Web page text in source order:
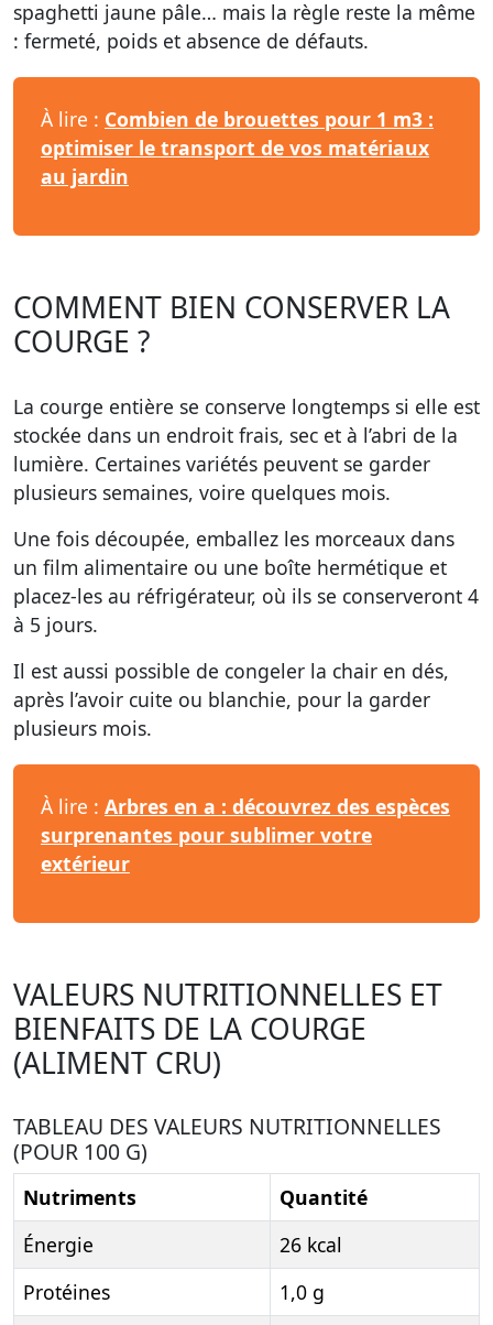
spaghetti jaune pâle… mais la règle reste la même
: fermeté, poids et absence de défauts.
À lire : Combien de brouettes pour 1 m3 :
optimiser le transport de vos matériaux
au jardin
COMMENT BIEN CONSERVER LA
COURGE ?
La courge entière se conserve longtemps si elle est
stockée dans un endroit frais, sec et à l’abri de la
lumière. Certaines variétés peuvent se garder
plusieurs semaines, voire quelques mois.
Une fois découpée, emballez les morceaux dans
un film alimentaire ou une boîte hermétique et
placez-les au réfrigérateur, où ils se conserveront 4
à 5 jours.
Il est aussi possible de congeler la chair en dés,
après l’avoir cuite ou blanchie, pour la garder
plusieurs mois.
À lire : Arbres en a : découvrez des espèces
surprenantes pour sublimer votre
extérieur
VALEURS NUTRITIONNELLES ET
BIENFAITS DE LA COURGE
(ALIMENT CRU)
TABLEAU DES VALEURS NUTRITIONNELLES
(POUR 100 G)
Nutriments
Quantité
Énergie
26 kcal
Protéines
1,0 g